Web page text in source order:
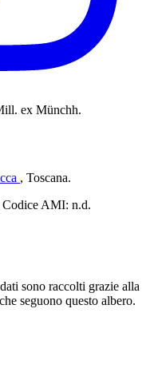
ex Münchh.
, Toscana.
Codice AMI: n.d.
sono raccolti grazie alla
seguono questo albero.